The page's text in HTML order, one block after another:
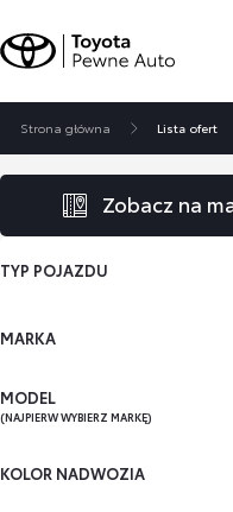
Strona główna Lista ofert
Zobacz na
TYP POJAZDU
MARKA
MODEL
(NAJPIERW WYBIERZ MARKĘ)
KOLOR NADWOZIA